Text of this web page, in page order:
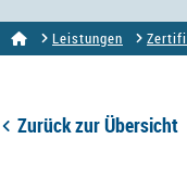
Leistungen
Zurück zur Übersicht